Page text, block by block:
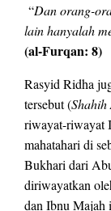
“Dan orang-
lain hanyalah
(al-Furqan: 8)
Rasyid Ridha
tersebut (
riwayat-riwayat
mahatahari di
Bukhari dari
diriwayatkan
dan Ibnu Majah